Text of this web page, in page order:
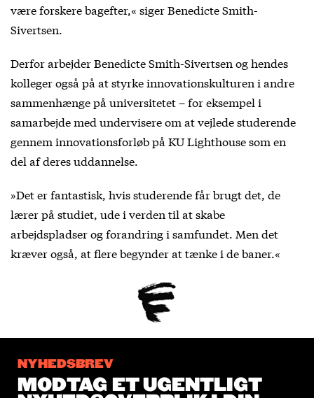
være forskere bagefter,« siger Benedicte Smith-
Sivertsen.
Derfor arbejder Benedicte Smith-Sivertsen og hendes
kolleger også på at styrke innovationskulturen i andre
sammenhænge på universitetet – for eksempel i
samarbejde med undervisere om at vejlede studerende
gennem innovationsforløb på KU Lighthouse som en
del af deres uddannelse.
»Det er fantastisk, hvis studerende får brugt det, de
lærer på studiet, ude i verden til at skabe
arbejdspladser og forandring i samfundet. Men det
kræver også, at flere begynder at tænke i de baner.«
NYHEDSBREV
MODTAG ET UGENTLIGT